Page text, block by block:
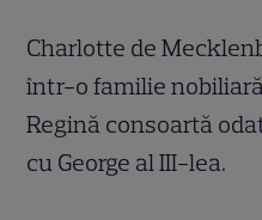
Charlotte de
într-o familie
Regină consoartă
cu George al III-lea.